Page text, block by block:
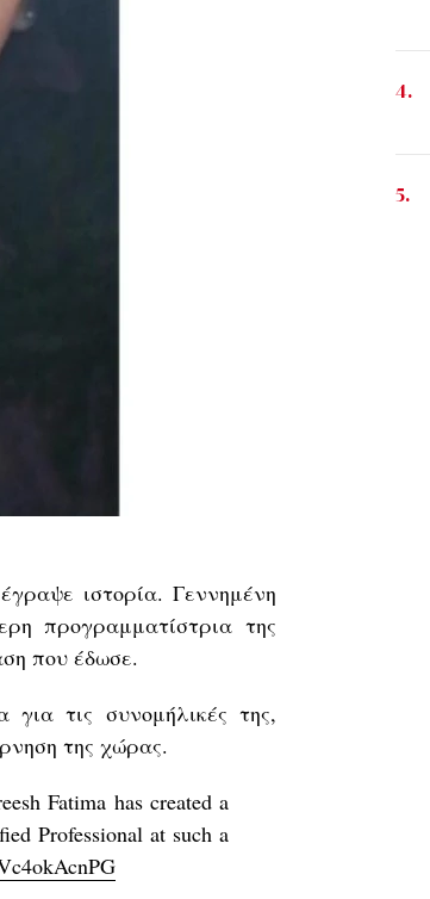
ιστορία. Γεννημένη
προγραμματίστρια της
που έδωσε.
τις συνομήλικές της,
της χώρας.
Fatima has created a
Professional at such a